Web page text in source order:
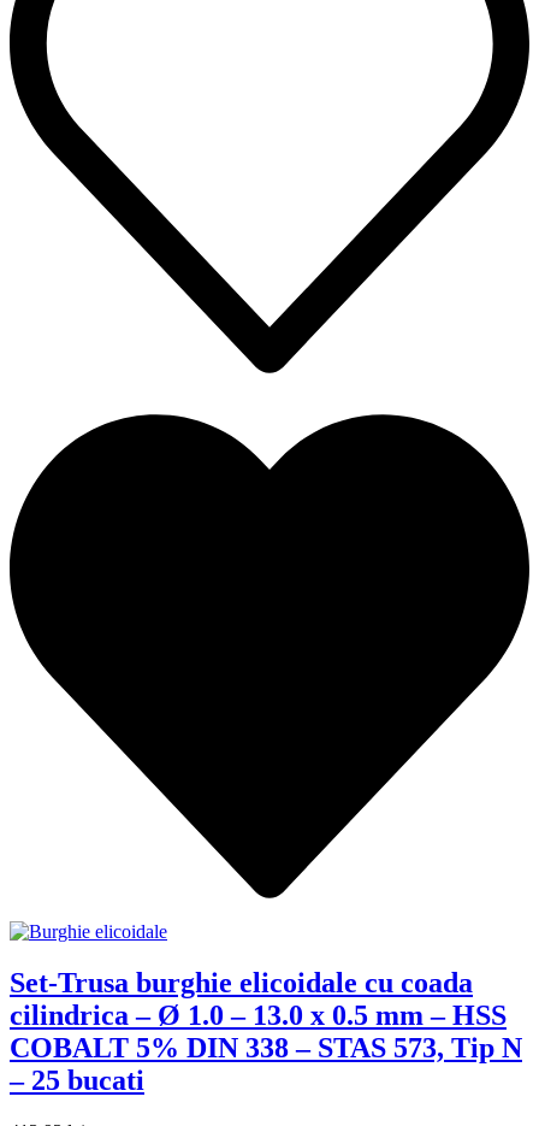
Set-Trusa burghie elicoidale cu coada
cilindrica – Ø 1.0 – 13.0 x 0.5 mm – HSS
COBALT 5% DIN 338 – STAS 573, Tip N
– 25 bucati